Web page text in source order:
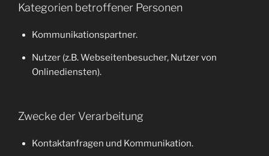
Kategorien betroffener Personen
Kommunikationspartner.
Nutzer (z.B. Webseitenbesucher, Nutzer von
Onlinediensten).
Zwecke der Verarbeitung
Kontaktanfragen und Kommunikation.